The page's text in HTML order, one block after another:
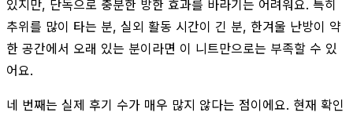
있지만, 단독으로 충분한 방한 효과를 바라기는 어려워요. 특히
추위를 많이 타는 분, 실외 활동 시간이 긴 분, 한겨울 난방이 약
한 공간에서 오래 있는 분이라면 이 니트만으로는 부족할 수 있
어요.
네 번째는 실제 후기 수가 매우 많지 않다는 점이에요. 현재 확인